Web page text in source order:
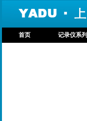
首页 记录仪系列